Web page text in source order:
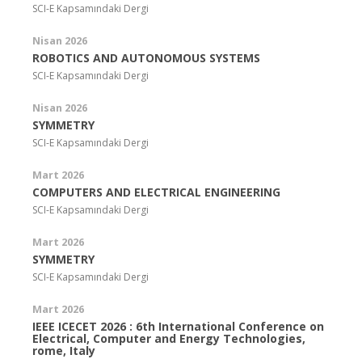
SCI-E Kapsamındaki Dergi
Nisan 2026
ROBOTICS AND AUTONOMOUS SYSTEMS
SCI-E Kapsamındaki Dergi
Nisan 2026
SYMMETRY
SCI-E Kapsamındaki Dergi
Mart 2026
COMPUTERS AND ELECTRICAL ENGINEERING
SCI-E Kapsamındaki Dergi
Mart 2026
SYMMETRY
SCI-E Kapsamındaki Dergi
Mart 2026
IEEE ICECET 2026 : 6th International Conference on
Electrical, Computer and Energy Technologies,
rome, Italy